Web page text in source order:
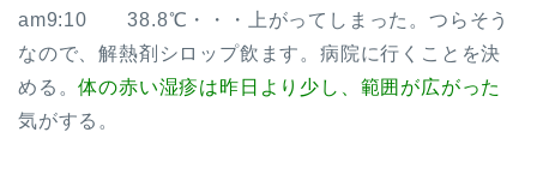
am9:10 38.8℃・・・上がってしまった。つらそう
なので、解熱剤シロップ飲ます。病院に行くことを決
める。体の赤い湿疹は昨日より少し、範囲が広がった
気がする。